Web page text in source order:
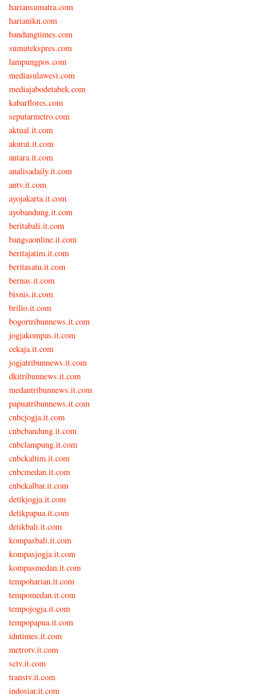
hariansumatra.com
harianikn.com
bandungtimes.com
sumutekspres.com
lampungpos.com
mediasulawesi.com
mediajabodetabek.com
kabarflores.com
seputarmetro.com
aktual.it.com
akurat.it.com
antara.it.com
analisadaily.it.com
antv.it.com
ayojakarta.it.com
ayobandung.it.com
beritabali.it.com
bangsaonline.it.com
beritajatim.it.com
beritasatu.it.com
bernas.it.com
bisnis.it.com
brilio.it.com
bogortribunnews.it.com
jogjakompas.it.com
cekaja.it.com
jogjatribunnews.it.com
dkitribunnews.it.com
medantribunnews.it.com
papuatribunnews.it.com
cnbcjogja.it.com
cnbcbandung.it.com
cnbclampung.it.com
cnbckaltim.it.com
cnbcmedan.it.com
cnbckalbar.it.com
detikjogja.it.com
detikpapua.it.com
detikbali.it.com
kompasbali.it.com
kompasjogja.it.com
kompasmedan.it.com
tempoharian.it.com
tempomedan.it.com
tempojogja.it.com
tempopapua.it.com
idntimes.it.com
metrotv.it.com
sctv.it.com
transtv.it.com
indosiar.it.com